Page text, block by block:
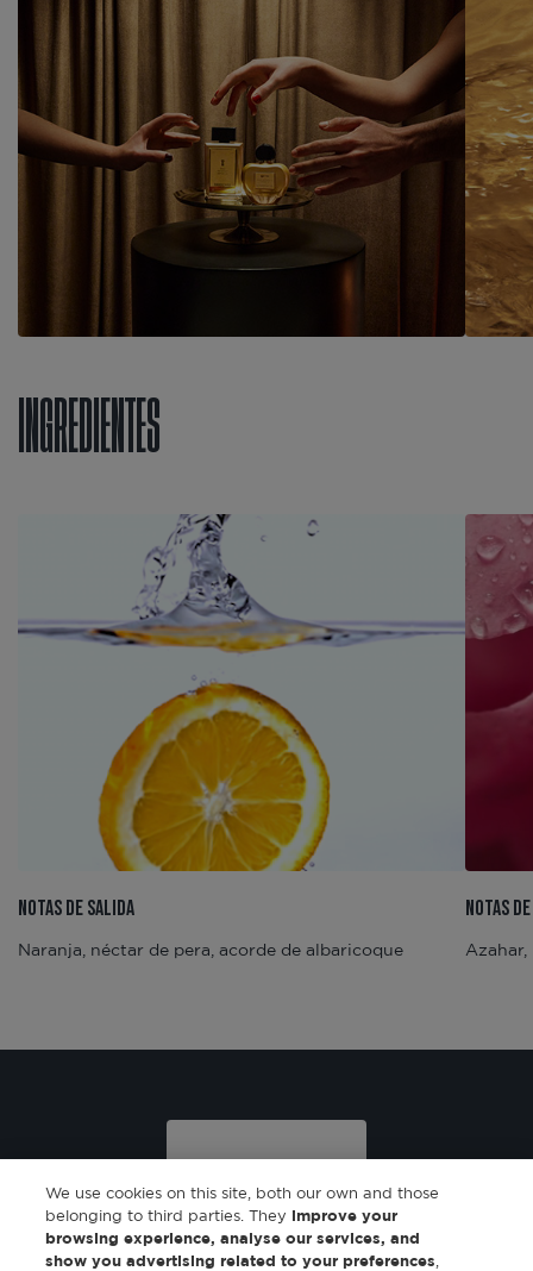
INGREDIENTES
NOTAS DE SALIDA
Naranja, néctar de pera, acorde de albaricoque
NOTAS
Azahar,
We use cookies on this site, both our own and those
belonging to third parties. They
improve your
browsing experience, analyse our services, and
show you advertising related to your preferences,